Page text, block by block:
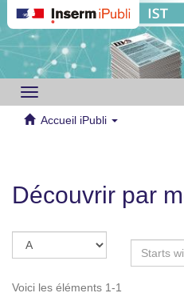
Toggle
navigation
Accueil iPubli
Découvrir par
Voici les éléments 1-1